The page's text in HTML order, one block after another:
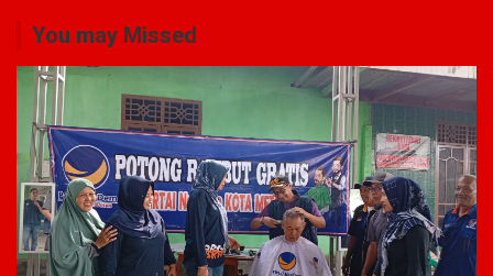
You may Missed